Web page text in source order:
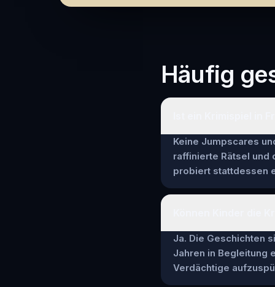
Häufig
Keine Jumpscares
raffinierte Rätsel und
probiert stattdessen
Ja. Die Geschichten
Jahren in Begleitung
Verdächtige